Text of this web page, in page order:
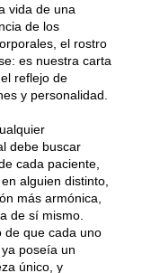
vida de una
de los
el rostro
es nuestra carta
reflejo de
y personalidad.
debe buscar
cada paciente,
alguien distinto,
más armónica,
de sí mismo.
de que cada uno
poseía un
único, y